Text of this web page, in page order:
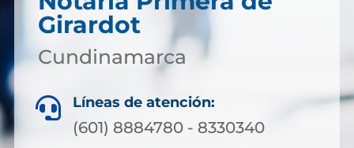
Girardot
Cundinamarca
 Líneas de atención:
(601) 8884780 - 8330340